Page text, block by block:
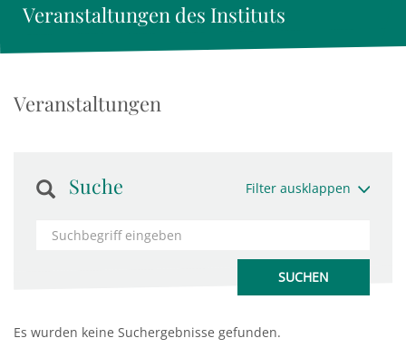
Veranstaltungen des Instituts
Veranstaltungen
Suche Filter ausklappen
Es wurden keine Suchergebnisse gefunden.